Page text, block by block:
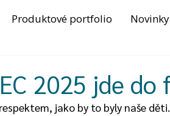
Produktové portfolio Novinky
2025 jde do
jako by to byly naše